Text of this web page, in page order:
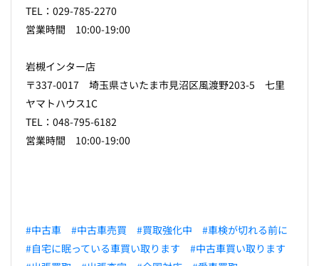
TEL：029-785-2270
営業時間 10:00-19:00
岩槻インター店
〒337-0017 埼玉県さいたま市見沼区風渡野203-5 七里
ヤマトハウス1C
TEL：048-795-6182
営業時間 10:00-19:00
#中古車 #中古車売買 #買取強化中
#車検が切れる前に
#自宅に眠っている車買い取ります
#中古車買い取ります